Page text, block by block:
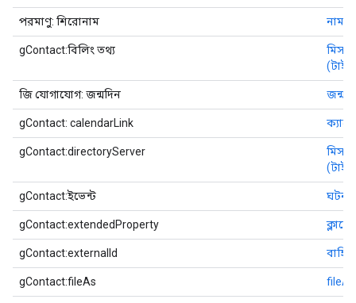
পরমাণু: শিরোনাম নাম
gContact:বিলিং তথ্য
জি যোগাযোগ: জন্মদিন
gContact: calendarLink
gContact:directoryServer
gContact:ইভেন্ট ঘটনা
gContact:extendedProperty
gContact:externalId
gContact:fileAs